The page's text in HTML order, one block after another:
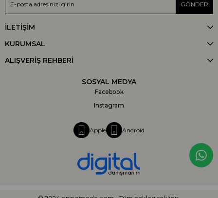
GÖNDER
İLETİŞİM
KURUMSAL
ALIŞVERİŞ REHBERİ
SOSYAL MEDYA
Facebook
Instagram
Apple Android